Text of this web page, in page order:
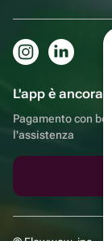
L'app è ancora
Pagamento con
l'assistenza